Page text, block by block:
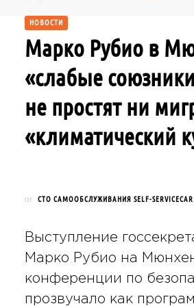
НОВОСТИ
Марко Рубио в
«слабые
не простят ни
«климатический
от СТО САМООБСЛУЖИВАНИЯ SELF-SERVICECAR
Выступление
Марко Рубио на
конференции по
прозвучало как